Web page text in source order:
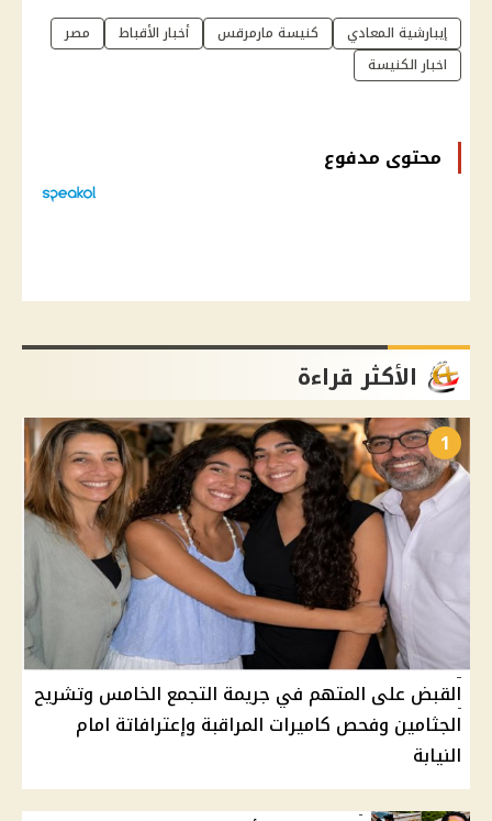
إيبارشية المعادي كنيسة مارمرقس أخبار الأقباط
مصر
اخبار الكنيسة
محتوى مدفوع
الأكثر قراءة
1
القبض على المتهم في جريمة التجمع الخامس وتشريح
الجثامين وفحص كاميرات المراقبة وإعترافاتة امام
النيابة